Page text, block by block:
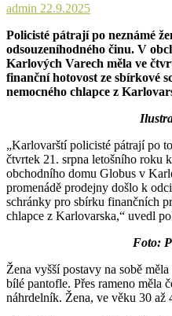
admin 22.9.2025
Policisté pátrají po neznámé
odsouzeníhodného činu. V
Karlových Varech měla ve
finanční hotovost ze sbírkové
nemocného chlapce z
„Karlovarští policisté pátrají po
čtvrtek 21. srpna letošního roku
obchodního domu Globus v
promenádě prodejny došlo k
schránky pro sbírku finančních
chlapce z Karlovarska,“ uvedl
Foto:
Žena vyšší postavy na sobě
bílé pantofle. Přes rameno měla
náhrdelník. Žena, ve věku 30 až